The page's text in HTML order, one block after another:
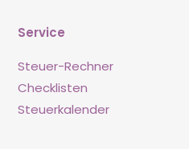
Service
Steuer-Rechner
Checklisten
Steuerkalender